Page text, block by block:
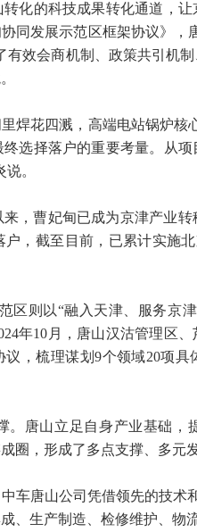
化的科技成果转化通道，
同发展示范区框架协议》，
有效会商机制、政策共引机
焊花四溅，高端电站锅炉核
选择落户的重要考量。从
。
，曹妃甸已成为京津产业
，截至目前，已累计实施北
区则以“融入天津、服务京
年10月，唐山汉沽管理区
，梳理谋划9个领域20项
。唐山立足自身产业基础，
圈，形成了多点支撑、多元
车唐山公司凭借领先的技术
、生产制造、检修维护、物